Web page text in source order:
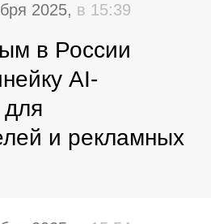
2025, в 15:39
в России
AI-
и рекламных